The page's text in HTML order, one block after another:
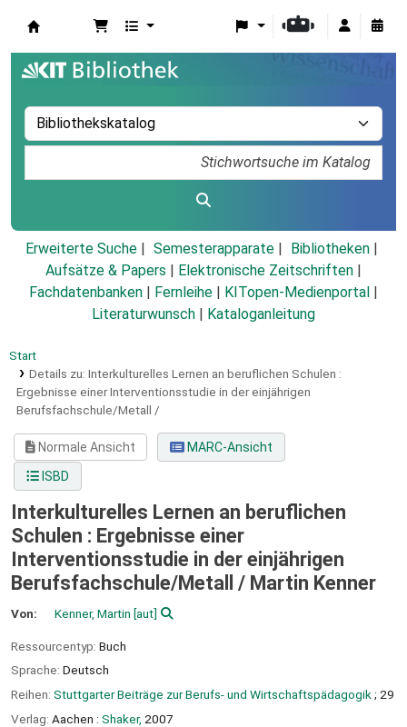
Erweiterte Suche Semesterapparate
Bibliotheken
Aufsätze & Papers
Elektronische Zeitschriften
Fachdatenbanken
Fernleihe KITopen-Medienportal
Literaturwunsch
Kataloganleitung
Start
Details zu: Interkulturelles Lernen an beruflichen Schulen :
Ergebnisse einer Interventionsstudie in der einjährigen
Berufsfachschule/Metall /
Normale Ansicht
MARC-Ansicht
ISBD
Interkulturelles Lernen an beruflichen
Schulen : Ergebnisse einer
Interventionsstudie in der einjährigen
Berufsfachschule/Metall / Martin Kenner
Von: Kenner, Martin [aut]
Ressourcentyp: Buch
Sprache: Deutsch
Reihen: Stuttgarter Beiträge zur Berufs- und Wirtschaftspädagogik ; 29
Verlag: Aachen : Shaker, 2007